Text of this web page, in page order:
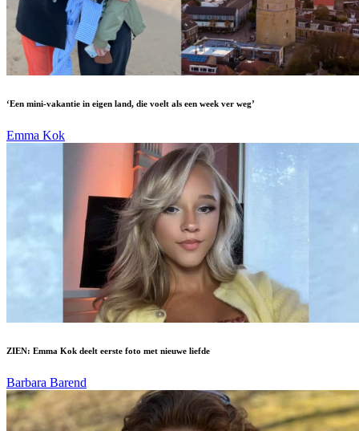
‘Een mini-vakantie in eigen land, die voelt als een week ver weg’
Emma Kok
ZIEN: Emma Kok deelt eerste foto met nieuwe liefde
Barbara Barend